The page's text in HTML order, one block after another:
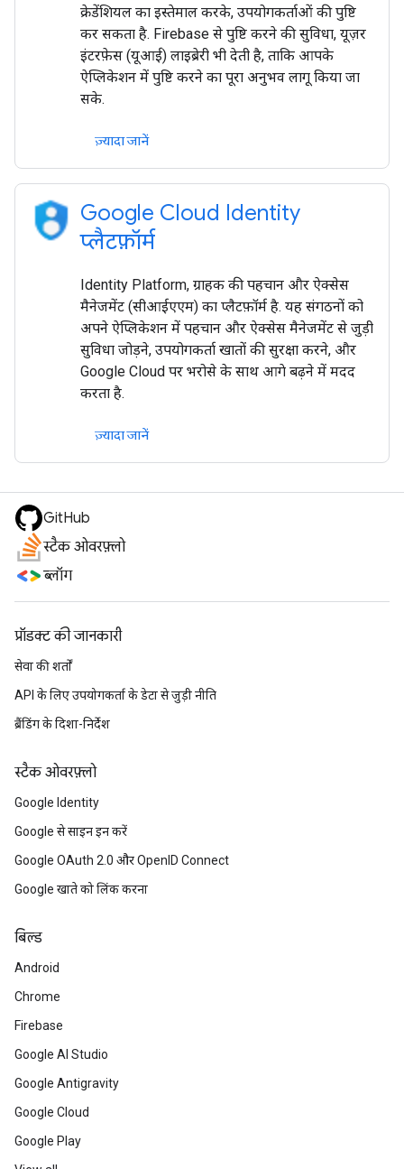
क्रेडेंशियल का इस्तेमाल करके, उपयोगकर्ताओं की पुष्टि
कर सकता है. Firebase से पुष्टि करने की सुविधा, यूज़र
इंटरफ़ेस (यूआई) लाइब्रेरी भी देती है, ताकि आपके
ऐप्लिकेशन में पुष्टि करने का पूरा अनुभव लागू किया जा
सके.
ज़्यादा जानें
Google Cloud Identity
प्लैटफ़ॉर्म
Identity Platform, ग्राहक की पहचान और ऐक्सेस
मैनेजमेंट (सीआईएएम) का प्लैटफ़ॉर्म है. यह संगठनों को
अपने ऐप्लिकेशन में पहचान और ऐक्सेस मैनेजमेंट से जुड़ी
सुविधा जोड़ने, उपयोगकर्ता खातों की सुरक्षा करने, और
Google Cloud पर भरोसे के साथ आगे बढ़ने में मदद
करता है.
ज़्यादा जानें
GitHub
स्टैक ओवरफ़्लो
ब्लॉग
प्रॉडक्ट की जानकारी
सेवा की शर्तों
API के लिए उपयोगकर्ता के डेटा से जुड़ी नीति
ब्रैंडिंग के दिशा-निर्देश
स्टैक ओवरफ़्लो
Google Identity
Google से साइन इन करें
Google OAuth 2.0 और OpenID Connect
Google खाते को लिंक करना
बिल्ड
Android
Chrome
Firebase
Google AI Studio
Google Antigravity
Google Cloud
Google Play